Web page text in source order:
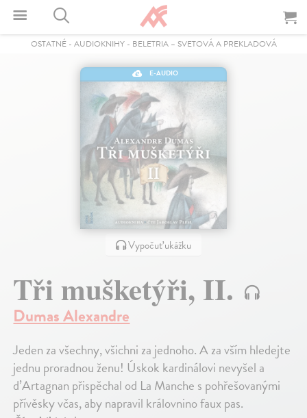
OSTATNÉ- AUDIOKNIHY- BELETRIA – SVETOVÁ A PREKLADOVÁ
E-AUDIO
Vypočuť ukážku
Tři mušketýři, II.
Dumas Alexandre
Jeden za všechny, všichni za jednoho. A za vším hledejte
jednu proradnou ženu! Úskok kardinálovi nevyšel a
d’Artagnan přispěchal od La Manche s pohřešovanými
přívěsky včas, aby napravil královnino faux pas.